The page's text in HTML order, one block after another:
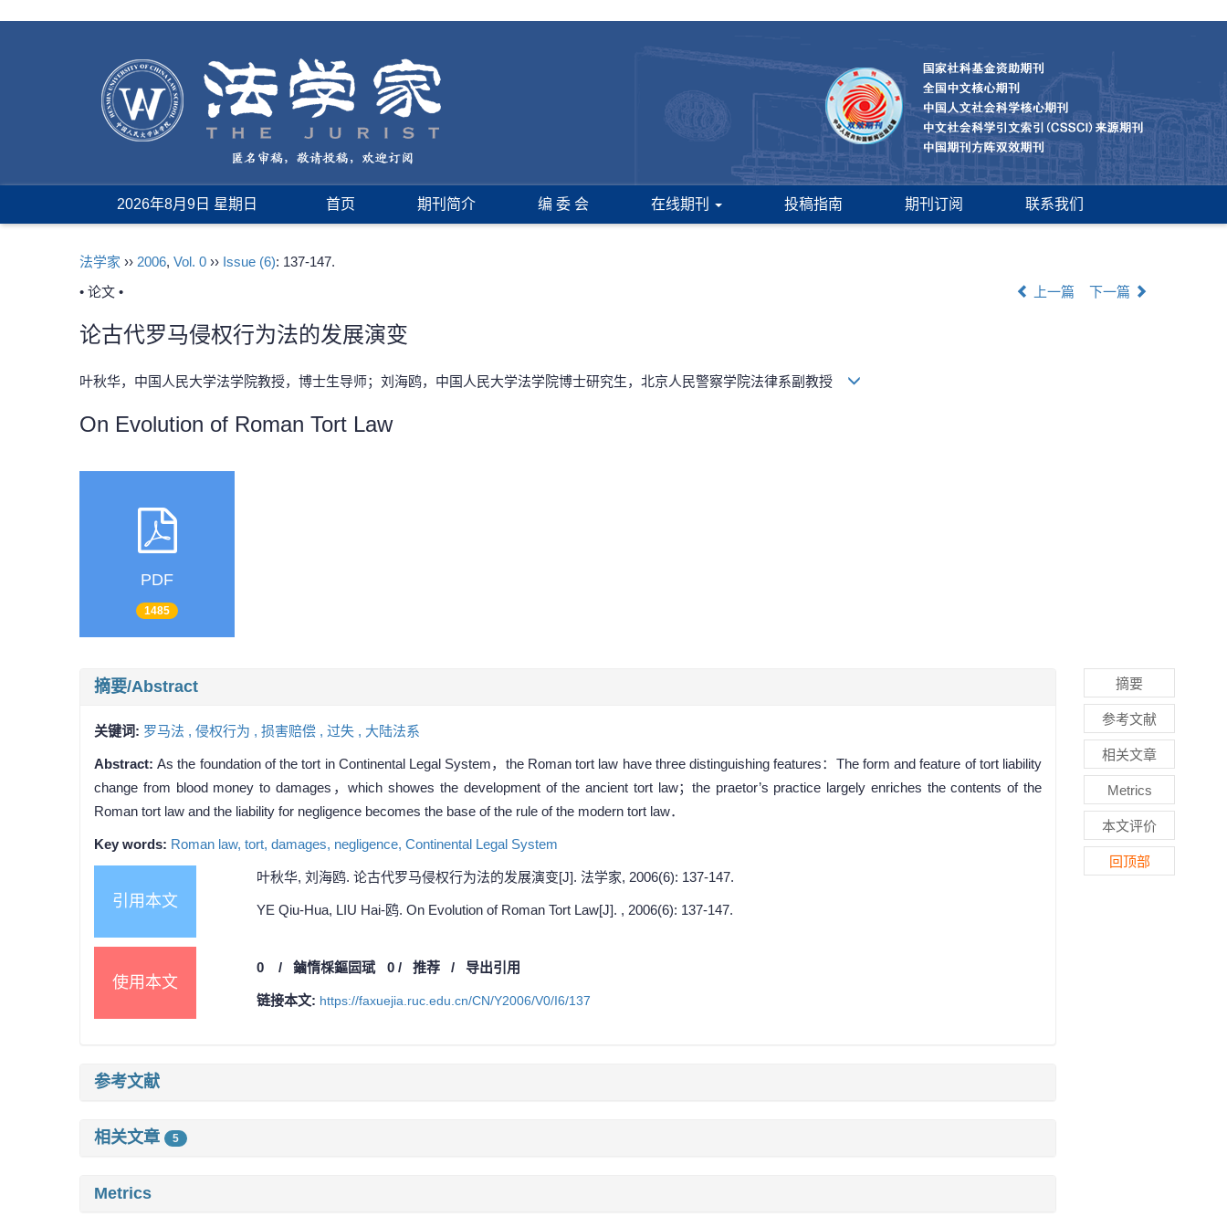
2026年8月9日 星期日 首页 期刊简介 编 委 会 在线期刊 投稿指南 期刊订阅 联系我们
法学家 ›› 2006, Vol. 0 ›› Issue (6): 137-147.
• 论文 •
上一篇 下一篇
论古代罗马侵权行为法的发展演变
叶秋华，中国人民大学法学院教授，博士生导师；刘海鸥，中国人民大学法学院博士研究生，北京人民警察学院法律系副教授
On Evolution of Roman Tort Law
PDF
1485
摘要/Abstract
关键词: 罗马法 , 侵权行为 , 损害赔偿 , 过失 , 大陆法系
Abstract:As the foundation of the tort in Continental Legal System，the Roman tort law have three distinguishing features：The form and feature of tort liability
change from blood money to damages，which showes the development of the ancient tort law；the praetor’s practice largely enriches the contents of the
Roman tort law and the liability for negligence becomes the base of the rule of the modern tort law．
Key words: Roman law, tort, damages, negligence, Continental Legal System
引用本文
叶秋华, 刘海鸥. 论古代罗马侵权行为法的发展演变[J]. 法学家, 2006(6): 137-147.
YE Qiu-Hua, LIU Hai-鸥. On Evolution of Roman Tort Law[J]. , 2006(6): 137-147.
使用本文
0 / 鏀惰棌鏂囩珷 0/ 推荐 / 导出引用
链接本文: https://faxuejia.ruc.edu.cn/CN/Y2006/V0/I6/137
参考文献
相关文章 5
Metrics
摘要
参考文献
相关文章
Metrics
本文评价
回顶部